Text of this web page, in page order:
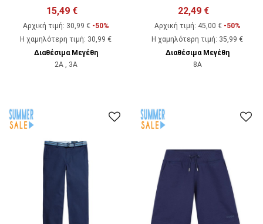
15,49 €
Αρχική τιμή: 30,99 € -50%
Η χαμηλότερη τιμή: 30,99 €
Διαθέσιμα Μεγέθη
2A , 3A
22,49 €
Αρχική τιμή: 45,00 € -50%
Η χαμηλότερη τιμή: 35,99 €
Διαθέσιμα Μεγέθη
8A